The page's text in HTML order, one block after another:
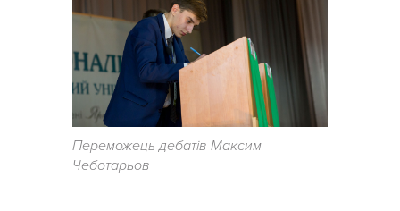
Переможець дебатів Максим
Чеботарьов